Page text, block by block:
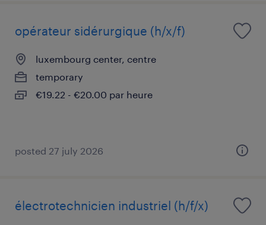
opérateur sidérurgique (h/x/f)
luxembourg center, centre
temporary
€19.22 - €20.00 par heure
posted 27 july 2026
électrotechnicien industriel (h/f/x)